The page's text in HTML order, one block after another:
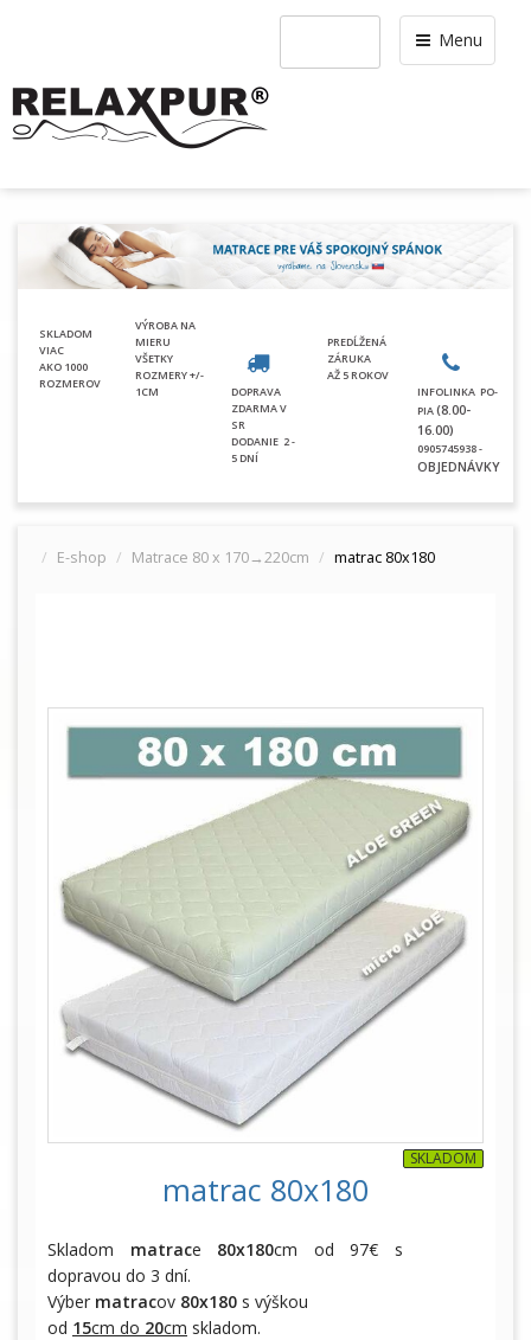
Menu
SKLADOM
VIAC
AKO 1000
ROZMEROV
VÝROBA NA
MIERU
VŠETKY
ROZMERY +/-
1CM
DOPRAVA
ZDARMA V
SR
DODANIE 2 -
5 DNÍ
PREDĹŽENÁ
ZÁRUKA
AŽ 5 ROKOV
INFOLINKA PO-
PIA(8.00-
16.00)
0905745938 -
OBJEDNÁVKY
E-shop Matrace 80 x 170→220cm matrac 80x180
matrac 80x180
SKLADOM
Skladom matrace 80x180cm od 97€ s
dopravou do 3 dní.
Výber matracov 80x180 s výškou
od 15cm do 20cm skladom.